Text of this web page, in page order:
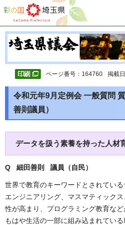
彩の国 埼玉県
ページ番号：164760 掲載
令和元年9月定例会 一般質問
善則議員）
データを扱う素養を持った人材
Q 細田善則 議員（自民）
世界で教育のキーワードとされている
エンジニアリング、マスマティック
性が高まり、プログラミング教育な
もはや生活の一部に組み込まれてい